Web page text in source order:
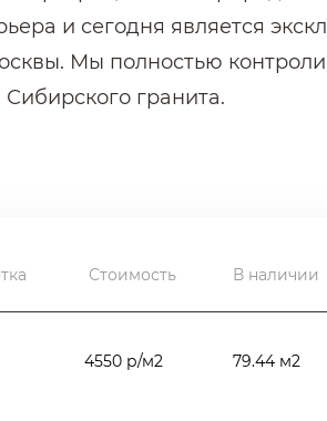
и сегодня является
Мы полностью
гранита.
серый камень. Лучшее
серый фон и для
Стоимость В наличии
4550 р/м2 79.44 м2